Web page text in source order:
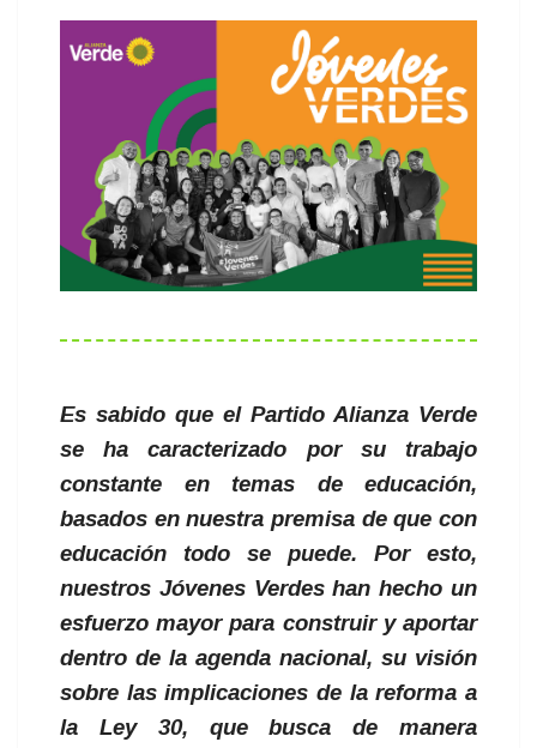
Es sabido que el Partido Alianza Verde
se ha caracterizado por su trabajo
constante en temas de educación,
basados en nuestra premisa de que con
educación todo se puede. Por esto,
nuestros Jóvenes Verdes han hecho un
esfuerzo mayor para construir y aportar
dentro de la agenda nacional, su visión
sobre las implicaciones de la reforma a
la Ley 30, que busca de manera